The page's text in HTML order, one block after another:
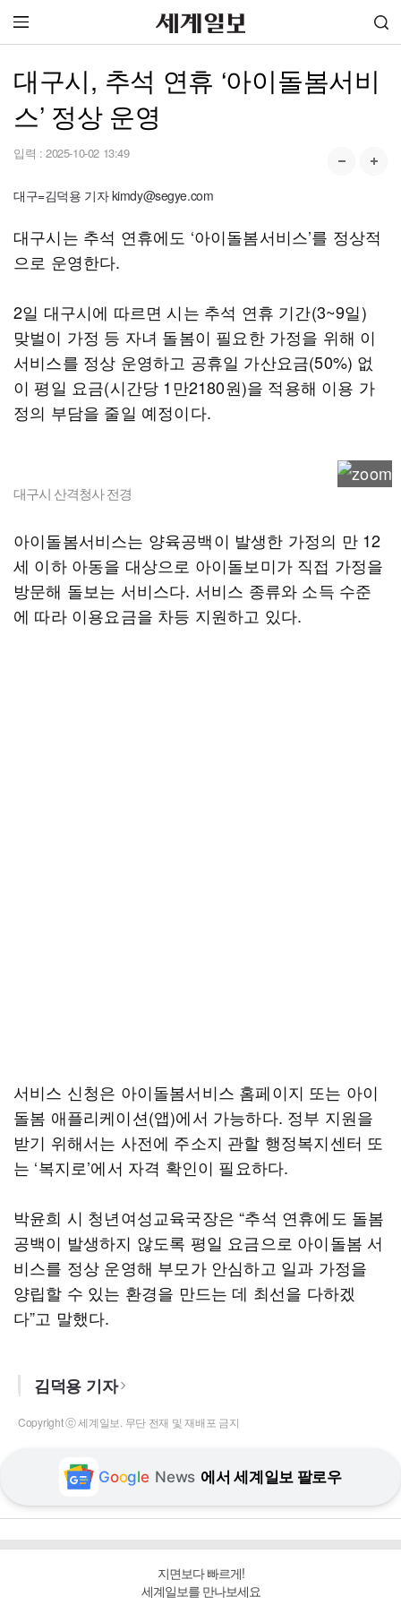
대구시, 추석 연휴 ‘아이돌봄서비
스’ 정상 운영
입력 : 2025-10-02 13:49
대구=김덕용 기자 kimdy@segye.com
대구시는 추석 연휴에도 ‘아이돌봄서비스’를 정상적
으로 운영한다.
2일 대구시에 따르면 시는 추석 연휴 기간(3~9일)
맞벌이 가정 등 자녀 돌봄이 필요한 가정을 위해 이
서비스를 정상 운영하고 공휴일 가산요금(50%) 없
이 평일 요금(시간당 1만2180원)을 적용해 이용 가
정의 부담을 줄일 예정이다.
대구시 산격청사 전경
아이돌봄서비스는 양육공백이 발생한 가정의 만 12
세 이하 아동을 대상으로 아이돌보미가 직접 가정을
방문해 돌보는 서비스다. 서비스 종류와 소득 수준
에 따라 이용요금을 차등 지원하고 있다.
서비스 신청은 아이돌봄서비스 홈페이지 또는 아이
돌봄 애플리케이션(앱)에서 가능하다. 정부 지원을
받기 위해서는 사전에 주소지 관할 행정복지센터 또
는 ‘복지로’에서 자격 확인이 필요하다.
박윤희 시 청년여성교육국장은 “추석 연휴에도 돌봄
공백이 발생하지 않도록 평일 요금으로 아이돌봄 서
비스를 정상 운영해 부모가 안심하고 일과 가정을
양립할 수 있는 환경을 만드는 데 최선을 다하겠
다”고 말했다.
김덕용 기자
Copyright ⓒ 세계일보. 무단 전재 및 재배포 금지
Google News 에서 세계일보 팔로우
지면보다 빠르게!
세계일보를 만나보세요